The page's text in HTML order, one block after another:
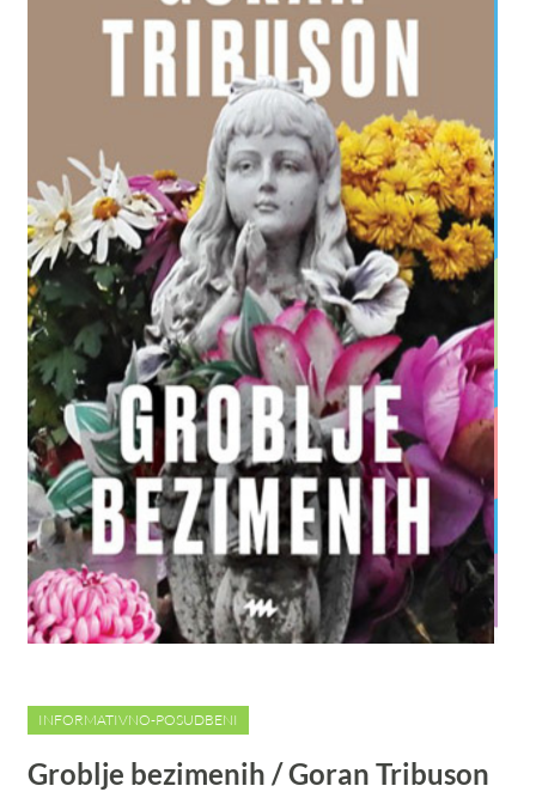
INFORMATIVNO-POSUDBENI
Groblje bezimenih / Goran Tribuson